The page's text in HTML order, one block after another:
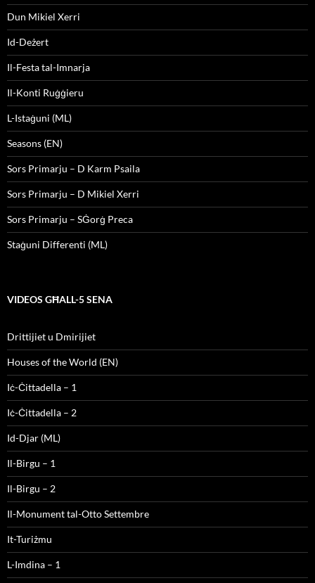
Dun Mikiel Xerri
Id-Deżert
Il-Festa tal-Imnarja
Il-Konti Ruġġieru
L-Istaġuni (ML)
Seasons (EN)
Sors Primarju – D Karm Psaila
Sors Primarju – D Mikiel Xerri
Sors Primarju – SĠorġ Preca
Staġuni Differenti (ML)
VIDEOS GĦALL-5 SENA
Drittijiet u Dmirijiet
Houses of the World (EN)
Iċ-Ċittadella – 1
Iċ-Ċittadella – 2
Id-Djar (ML)
Il-Birgu – 1
Il-Birgu – 2
Il-Monument tal-Otto Settembre
It-Turiżmu
L-Imdina – 1